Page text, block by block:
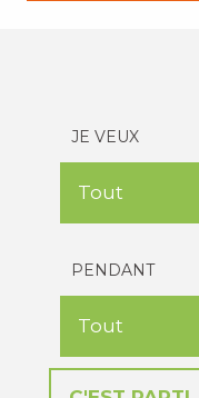
JE VEUX
PENDANT